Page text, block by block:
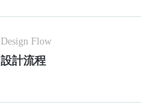
Design Flow
設計流程